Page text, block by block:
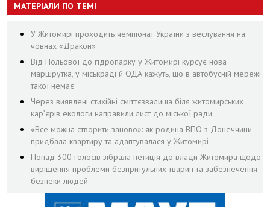
МАТЕРІАЛИ ПО ТЕМІ
У Житомирі проходить чемпіонат України з веслування на
човнах «Дракон»
Від Польової до гідропарку у Житомирі курсує нова
маршрутка, у міськраді й ОДА кажуть, що в автобусній мережі
такої немає
Через виявлені стихійні сміттєзвалища біля житомирських
кар’єрів екологи направили лист до міської ради
«Все можна створити заново»: як родина ВПО з Донеччини
придбала квартиру та адаптувалася у Житомирі
Понад 300 голосів зібрала петиція до влади Житомира щодо
вирішення проблеми безпритульних тварин та забезпечення
безпеки людей